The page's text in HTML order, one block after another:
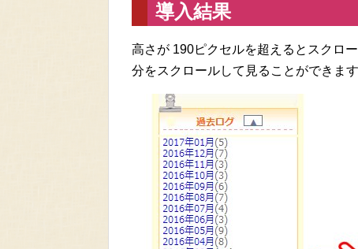
導入結果
高さが 190ピクセルを超えるとスクロ
分をスクロールして見ることができます